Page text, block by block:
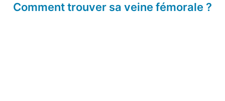
Comment trouver sa veine fémorale ?